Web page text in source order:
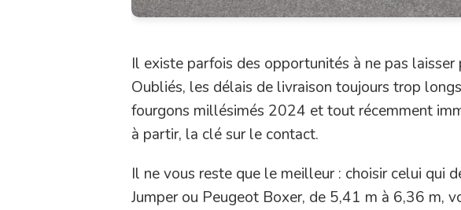
Il existe parfois des opportunités à ne pas
Oubliés, les délais de livraison toujours trop
fourgons millésimés 2024 et tout récemment
à partir, la clé sur le contact.
Il ne vous reste que le meilleur : choisir celui qui
Jumper ou Peugeot Boxer, de 5,41 m à 6,36 m,